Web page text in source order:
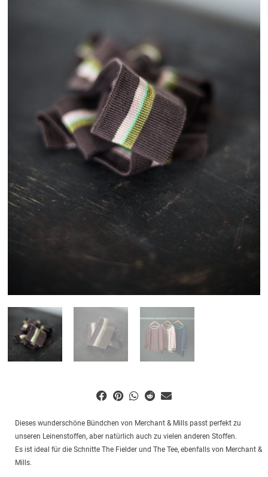
Dieses wunderschöne Bündchen von Merchant & Mills passt perfekt zu
unseren Leinenstoffen, aber natürlich auch zu vielen anderen Stoffen.
Es ist ideal für die Schnitte The Fielder und The Tee, ebenfalls von Merchant &
Mills.